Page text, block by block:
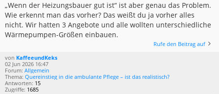
„Wenn der Heizungsbauer gut ist“ ist aber genau das Problem.
Wie erkennt man das vorher? Das weißt du ja vorher alles
nicht. Wir hatten 3 Angebote und alle wollten unterschiedliche
Wärmepumpen-Größen einbauen.
Rufe den Beitrag auf
von KaffeeundKeks
02 Jun 2026 16:47
Forum: Allgemein
Thema: Quereinstieg in die ambulante Pflege – ist das realistisch?
Antworten: 15
Zugriffe: 1685